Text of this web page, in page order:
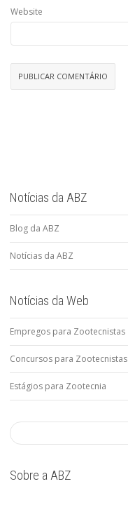
Website
Notícias da ABZ
Blog da ABZ
Notícias da ABZ
Notícias da Web
Empregos para Zootecnistas
Concursos para Zootecnistas
Estágios para Zootecnia
Sobre a ABZ